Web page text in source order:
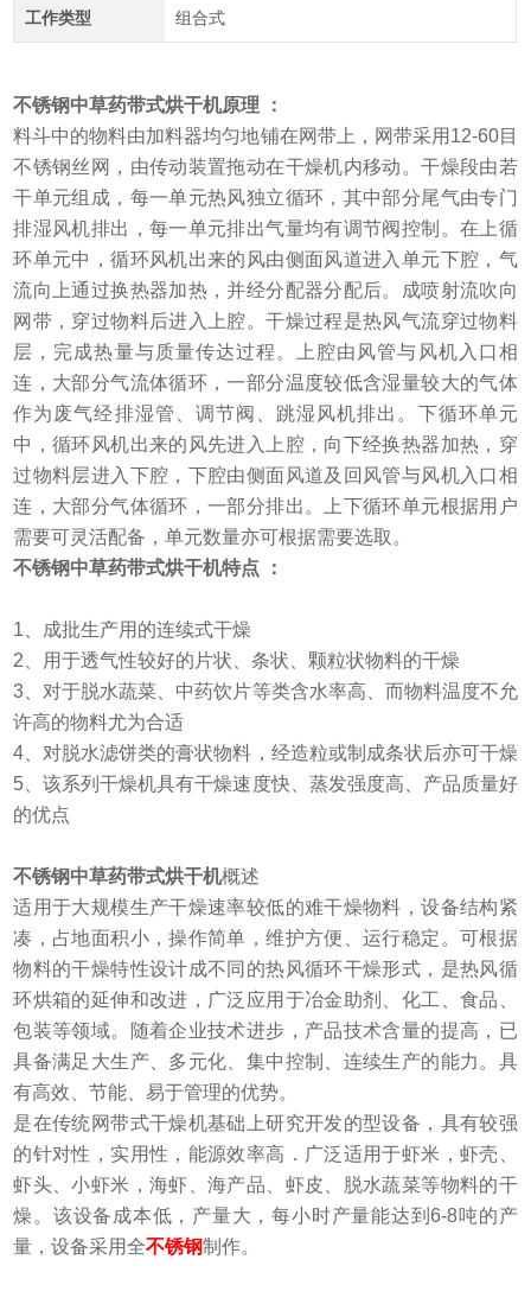
工作类型 组合式
不锈钢中草药带式烘干机原理 ：
料斗中的物料由加料器均匀地铺在网带上，网带采用12-60目
不锈钢丝网，由传动装置拖动在干燥机内移动。干燥段由若
干单元组成，每一单元热风独立循环，其中部分尾气由专门
排湿风机排出，每一单元排出气量均有调节阀控制。在上循
环单元中，循环风机出来的风由侧面风道进入单元下腔，气
流向上通过换热器加热，并经分配器分配后。成喷射流吹向
网带，穿过物料后进入上腔。干燥过程是热风气流穿过物料
层，完成热量与质量传达过程。上腔由风管与风机入口相
连，大部分气流体循环，一部分温度较低含湿量较大的气体
作为废气经排湿管、调节阀、跳湿风机排出。下循环单元
中，循环风机出来的风先进入上腔，向下经换热器加热，穿
过物料层进入下腔，下腔由侧面风道及回风管与风机入口相
连，大部分气体循环，一部分排出。上下循环单元根据用户
需要可灵活配备，单元数量亦可根据需要选取。
不锈钢中草药带式烘干机特点 ：
1、成批生产用的连续式干燥
2、用于透气性较好的片状、条状、颗粒状物料的干燥
3、对于脱水蔬菜、中药饮片等类含水率高、而物料温度不允
许高的物料尤为合适
4、对脱水滤饼类的膏状物料，经造粒或制成条状后亦可干燥
5、该系列干燥机具有干燥速度快、蒸发强度高、产品质量好
的优点
不锈钢中草药带式烘干机概述
适用于大规模生产干燥速率较低的难干燥物料，设备结构紧
凑，占地面积小，操作简单，维护方便、运行稳定。可根据
物料的干燥特性设计成不同的热风循环干燥形式，是热风循
环烘箱的延伸和改进，广泛应用于冶金助剂、化工、食品、
包装等领域。随着企业技术进步，产品技术含量的提高， 已
具备满足大生产、多元化、集中控制、连续生产的能力。具
有高效、节能、易于管理的优势。
是在传统网带式干燥机基础上研究开发的型设备，具有较强
的针对性，实用性，能源效率高．广泛适用于虾米，虾壳、
虾头、小虾米，海虾、海产品、虾皮、脱水蔬菜等物料的干
燥。该设备成本低，产量大，每小时产量能达到6-8吨的产
量，设备采用全不锈钢制作。